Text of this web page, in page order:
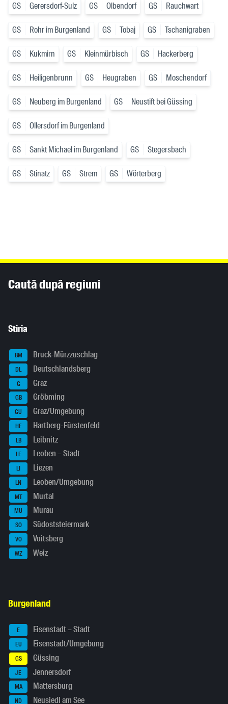
GS Gerersdorf-Sulz GS Olbendorf GS Rauchwart
GS Rohr im Burgenland GS Tobaj GS Tschanigraben
GS Kukmirn GS Kleinmürbisch GS Hackerberg
GS Heiligenbrunn GS Heugraben GS Moschendorf
GS Neuberg im Burgenland GS Neustift bei Güssing
GS Ollersdorf im Burgenland
GS Sankt Michael im Burgenland GS Stegersbach
GS Stinatz GS Strem GS Wörterberg
Caută după regiuni
Stiria
BM Bruck-Mürzzuschlag
DL Deutschlandsberg
G Graz
GB Gröbming
GU Graz/Umgebung
HF Hartberg-Fürstenfeld
LB Leibnitz
LE Leoben – Stadt
LI Liezen
LN Leoben/Umgebung
MT Murtal
MU Murau
SO Südoststeiermark
VO Voitsberg
WZ Weiz
Burgenland
E Eisenstadt – Stadt
EU Eisenstadt/Umgebung
GS Güssing
JE Jennersdorf
MA Mattersburg
ND Neusiedl am See